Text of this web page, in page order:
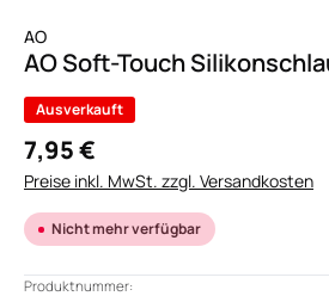
AO
AO Soft-Touch
Ausverkauft
7,95 €
Preise inkl. MwSt. zzgl. Versandkosten
Nicht mehr verfügbar
Produktnummer: